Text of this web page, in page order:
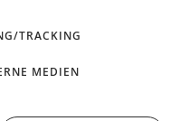
TRACKING
MEDIEN